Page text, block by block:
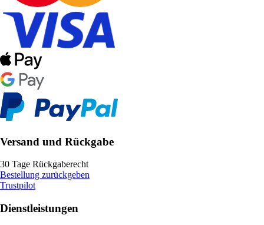
Versand und Rückgabe
30 Tage Rückgaberecht
Bestellung zurückgeben
Trustpilot
Dienstleistungen